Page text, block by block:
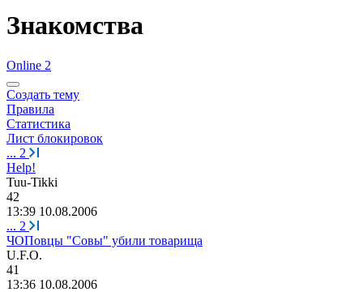
Знакомства
Online 2
Создать тему
Правила
Статистика
Лист блокировок
... 2
Help!
Tuu-Tikki
42
13:39 10.08.2006
... 2
ЧОПовцы "Совы" убили товарища
U.F.O.
41
13:36 10.08.2006